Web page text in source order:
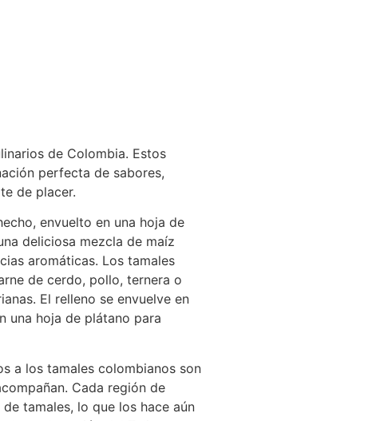
de Colombia. Estos
perfecta de sabores,
de placer.
envuelto en una hoja de
deliciosa mezcla de maíz
aromáticas. Los tamales
de cerdo, pollo, ternera o
El relleno se envuelve en
una hoja de plátano para
a los tamales colombianos son
Cada región de
tamales, lo que los hace aún